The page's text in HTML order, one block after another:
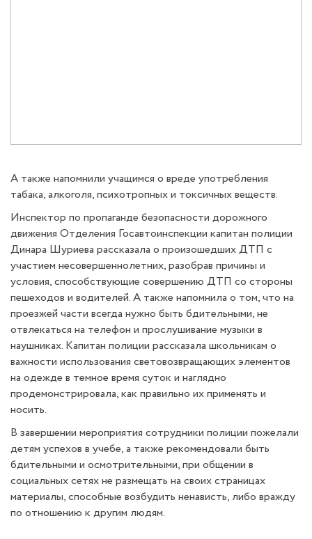
А также напомнили учащимся о вреде употребления
табака, алкоголя, психотропных и токсичных веществ.
Инспектор по пропаганде безопасности дорожного
движения Отделения Госавтоинспекции капитан полиции
Динара Шуриева рассказала о произошедших ДТП с
участием несовершеннолетних, разобрав причины и
условия, способствующие совершению ДТП со стороны
пешеходов и водителей. А также напомнила о том, что на
проезжей части всегда нужно быть бдительными, не
отвлекаться на телефон и прослушивание музыки в
наушниках. Капитан полиции рассказала школьникам о
важности использования световозвращающих элементов
на одежде в темное время суток и наглядно
продемонстрировала, как правильно их применять и
носить.
В завершении мероприятия сотрудники полиции пожелали
детям успехов в учебе, а также рекомендовали быть
бдительными и осмотрительными, при общении в
социальных сетях не размещать на своих страницах
материалы, способные возбудить ненависть, либо вражду
по отношению к другим людям.